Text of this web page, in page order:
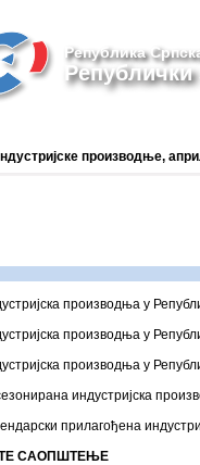
Република
Републички
производње,
производња у
производња у
производња у
индустријска
прилагођена
САОПШТЕЊЕ